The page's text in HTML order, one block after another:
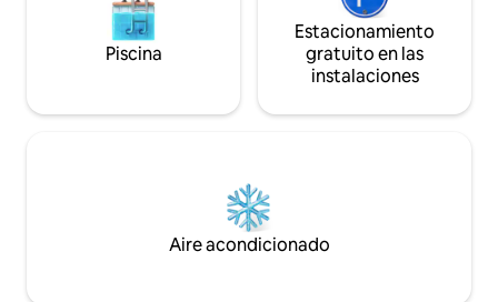
Piscina
Estacionamiento
gratuito en las
instalaciones
Aire acondicionado